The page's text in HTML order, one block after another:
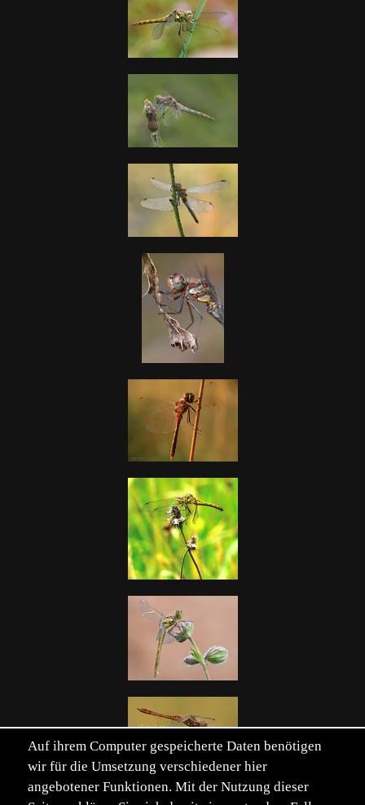
Auf ihrem Computer gespeicherte Daten benötigen
wir für die Umsetzung verschiedener hier
angebotener Funktionen. Mit der Nutzung dieser